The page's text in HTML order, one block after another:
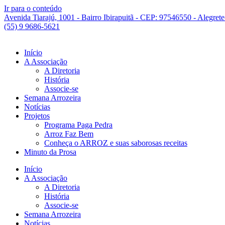
Ir para o conteúdo
Avenida Tiarajú, 1001 - Bairro Ibirapuitã - CEP: 97546550 -
(55) 9 9686-5621
Início
A Associação
A Diretoria
História
Associe-se
Semana Arrozeira
Notícias
Projetos
Programa Paga Pedra
Arroz Faz Bem
Conheça o ARROZ e suas saborosas receitas
Minuto da Prosa
Início
A Associação
A Diretoria
História
Associe-se
Semana Arrozeira
Notícias